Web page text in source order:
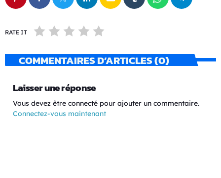
RATE IT
COMMENTAIRES D’ARTICLES (0)
Laisser une réponse
Vous devez être connecté pour ajouter un commentaire.
Connectez-vous maintenant